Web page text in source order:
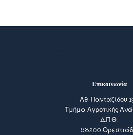
Επικοινωνία
Αθ. Πανταζίδου
Τμήμα Αγροτικής
Δ.Π.Θ,
68200